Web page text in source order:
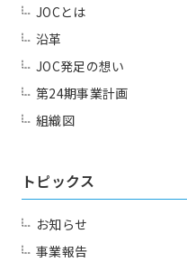
嵯峨野部会
洛南部会
一覧を見る
例会委員会
一覧を見る
JOCとは
沿革
JOC発足の想い
第24期事業計画
組織図
トピックス
お知らせ
事業報告